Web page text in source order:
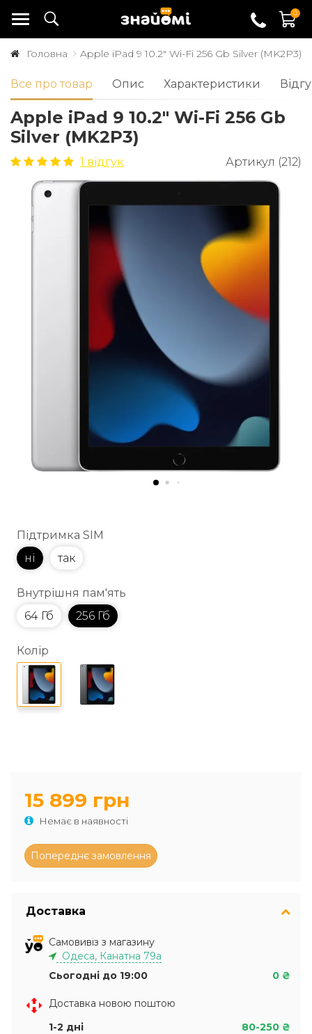
0
Головна Apple iPad 9 10.2" Wi-Fi 256 Gb Silver (MK2P3)
Все про товар Опис Характеристики
Apple iPad 9 10.2" Wi-Fi 256 Gb
Silver (MK2P3)
1 відгук Артикул (212)
Підтримка SIM
ні
так
Внутрішня пам'ять
64 Гб
256 Гб
Колір
15 899 грн
Немає в наявності
Доставка
Самовивіз з магазину
Одеса, Канатна 79а
Сьогодні до 19:00
0 ₴
Доставка новою поштою
1-2 дні
80-250 ₴